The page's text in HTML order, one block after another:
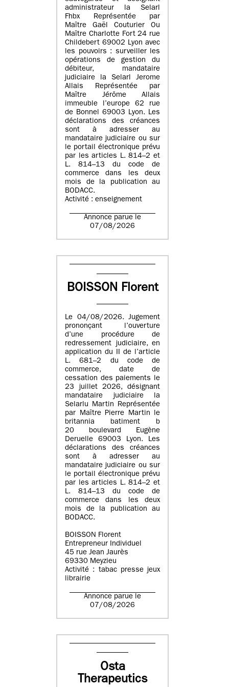
administrateur la Selarl
Fhbx Représentée par
Maître Gaël Couturier Ou
Maître Charlotte Fort 24 rue
Childebert 69002 Lyon avec
les pouvoirs : surveiller les
opérations de gestion du
débiteur, mandataire
judiciaire la Selarl Jerome
Allais Représentée par
Maître Jérôme Allais
immeuble l’europe 62 rue
de Bonnel 69003 Lyon. Les
déclarations des créances
sont à adresser au
mandataire judiciaire ou sur
le portail électronique prévu
par les articles L. 814–2 et
L. 814–13 du code de
commerce dans les deux
mois de la publication au
BODACC.
Activité : enseignement
Annonce parue le
07/08/2026
BOISSON Florent
Le 04/08/2026. Jugement
prononçant l’ouverture
d’une procédure de
redressement judiciaire, en
application du II de l’article
L. 681–2 du code de
commerce, date de
cessation des paiements le
23 juillet 2026, désignant
mandataire judiciaire la
Selarlu Martin Représentée
par Maître Pierre Martin le
britannia batiment b
20 boulevard Eugène
Deruelle 69003 Lyon. Les
déclarations des créances
sont à adresser au
mandataire judiciaire ou sur
le portail électronique prévu
par les articles L. 814–2 et
L. 814–13 du code de
commerce dans les deux
mois de la publication au
BODACC.
BOISSON Florent
Entrepreneur Individuel
45 rue Jean Jaurès
69330 Meyzieu
Activité : tabac presse jeux
librairie
Annonce parue le
07/08/2026
Osta
Therapeutics